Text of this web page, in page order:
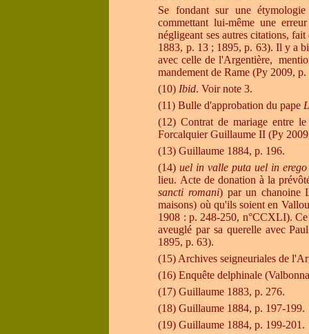
Se fondant sur une
commettant lui-même une
négligeant ses autres citations,
1883, p. 13 ; 1895, p. 63). Il y a
avec celle de l'Argentière,
mandement de Rame (Py 2009,
(10) Ibid. Voir note 3.
(11) Bulle d'approbation du pape
(12) Contrat de mariage entre
Forcalquier Guillaume II (Py
(13) Guillaume 1884, p. 196.
(14) uel in valle puta uel in
lieu. Acte de donation à la
sancti romani) par un chanoine
maisons) où qu'ils soient en
1908 : p. 248-250, n°CCXLI). Ce
aveuglé par sa querelle avec
1895, p. 63).
(15) Archives seigneuriales de
(16) Enquête delphinale
(17) Guillaume 1883, p. 276.
(18) Guillaume 1884, p. 197-199.
(19) Guillaume 1884, p. 199-201.